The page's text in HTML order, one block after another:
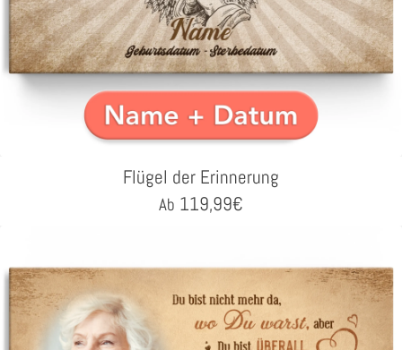
Flügel der Erinnerung
Ab 119,99€